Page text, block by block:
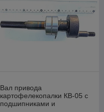
Вал привода
картофелекопалки КВ-05 с
подшипниками и